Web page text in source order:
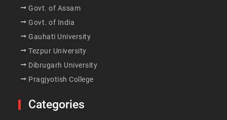
Govt. of Assam
Govt. of India
Gauhati University
Tezpur University
Dibrugarh University
Pragjyotish College
Categories